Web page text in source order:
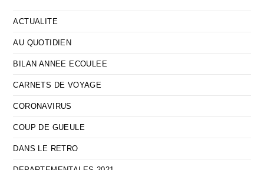
ACTUALITE
AU QUOTIDIEN
BILAN ANNEE ECOULEE
CARNETS DE VOYAGE
CORONAVIRUS
COUP DE GUEULE
DANS LE RETRO